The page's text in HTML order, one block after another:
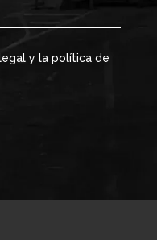
y la política de